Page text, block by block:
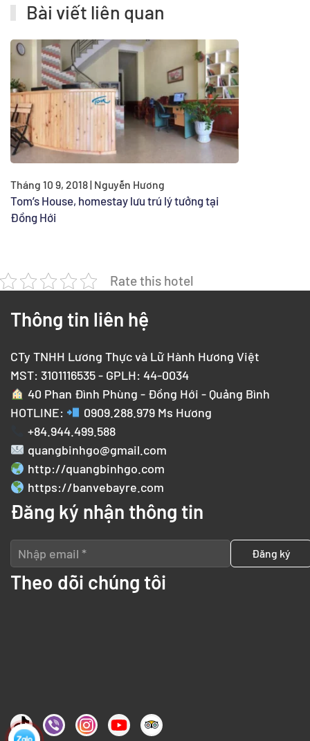
Bài viết liên quan
Tháng 10 9, 2018 | Nguyễn Hương
Tom’s House, homestay lưu trú lý tưởng tại
Đồng Hới
Rate this hotel
Thông tin liên hệ
CTy TNHH Lương Thực và Lữ Hành Hương Việt
MST: 3101116535 - GPLH: 44-0034
40 Phan Đình Phùng - Đồng Hới - Quảng Bình
HOTLINE:
0909.288.979Ms Hương
+84.944.499.588
quangbinhgo@gmail.com
http://quangbinhgo.com
https://banvebayre.com
Đăng ký nhận thông tin
Theo dõi chúng tôi